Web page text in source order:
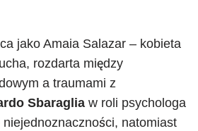
jako Amaia Salazar – kobieta
rozdarta między
a traumami z
Sbaraglia w roli psychologa
natomiast